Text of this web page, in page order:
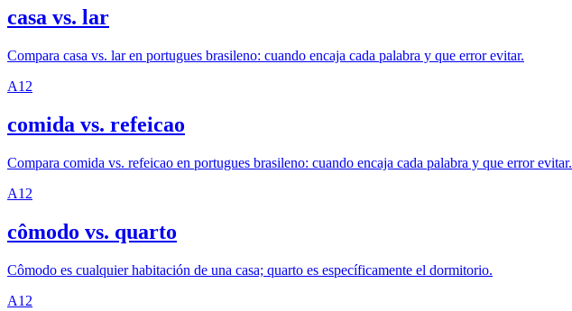
casa vs. lar
Compara casa vs. lar en portugues brasileno: cuando encaja cada palabra y que error evitar.
A1 2
comida vs. refeicao
Compara comida vs. refeicao en portugues brasileno: cuando encaja cada palabra y que error evitar.
A1 2
cômodo vs. quarto
Cômodo es cualquier habitación de una casa; quarto es específicamente el dormitorio.
A1 2